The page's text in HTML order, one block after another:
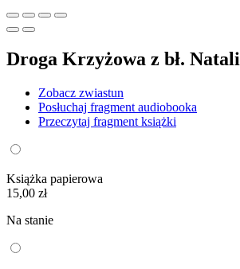
Droga Krzyżowa z bł.
Zobacz zwiastun
Posłuchaj fragment audiobooka
Przeczytaj fragment książki
Książka papierowa
15,00 zł
Na stanie